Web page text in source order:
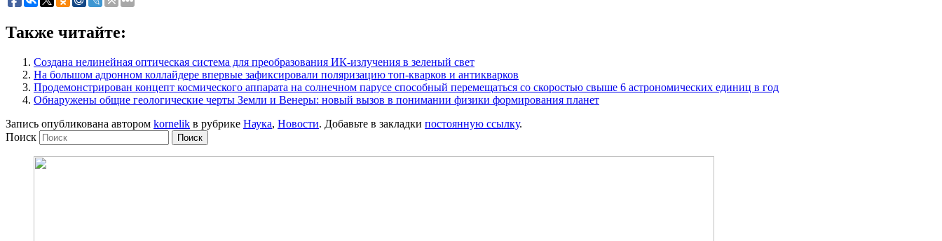
Также читайте:
Создана нелинейная оптическая система для преобразования ИК-излучения в зеленый свет
На большом адронном коллайдере впервые зафиксировали поляризацию топ-кварков и антикварков
Продемонстрирован концепт космического аппарата на солнечном парусе способный перемещаться со скоростью свыше 6 астрономических единиц в год
Обнаружены общие геологические черты Земли и Венеры: новый вызов в понимании физики формирования планет
Запись опубликована автором kornelik в рубрике Наука, Новости. Добавьте в закладки постоянную ссылку.
Поиск